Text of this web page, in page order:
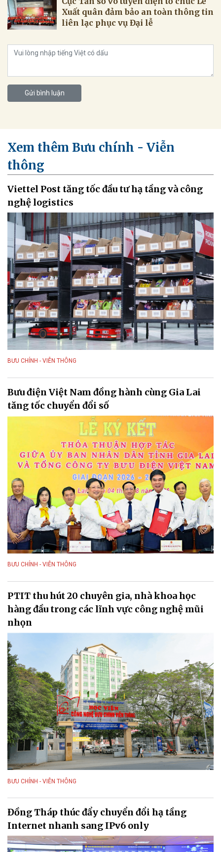
Xuất quân đảm bảo an toàn thông tin
liên lạc phục vụ Đại lễ
Gửi bình luận
Xem thêm Bưu chính - Viễn
thông
Viettel Post tăng tốc đầu tư hạ tầng và công
nghệ logistics
BƯU CHÍNH - VIỄN THÔNG
Bưu điện Việt Nam đồng hành cùng Gia Lai
tăng tốc chuyển đổi số
BƯU CHÍNH - VIỄN THÔNG
PTIT thu hút 20 chuyên gia, nhà khoa học
hàng đầu trong các lĩnh vực công nghệ mũi
nhọn
BƯU CHÍNH - VIỄN THÔNG
Đồng Tháp thúc đẩy chuyển đổi hạ tầng
Internet nhanh sang IPv6 only